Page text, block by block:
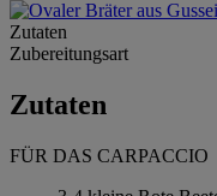
Zutaten
Zubereitungsart
Zutaten
FÜR DAS CARPACCIO